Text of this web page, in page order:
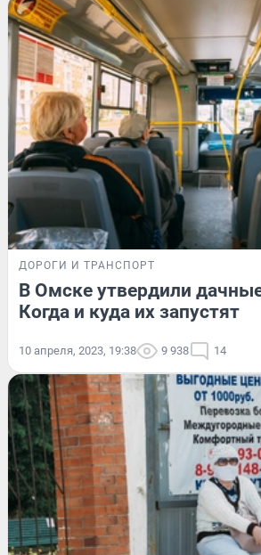
ДОРОГИ И ТРАНСПОРТ
В Омске утвердили
Когда и куда их запустят
10 апреля, 2023, 19:38 9 938 14